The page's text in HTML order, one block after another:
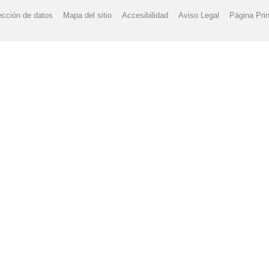
de datos Mapa del sitio Accesibilidad Aviso Legal Página